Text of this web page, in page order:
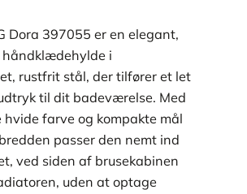
Dora 397055 er en elegant,
i
rustfrit stål, der tilfører et let
til dit badeværelse. Med
hvide farve og kompakte mål
passer den nemt ind
ved siden af brusekabinen
uden at optage